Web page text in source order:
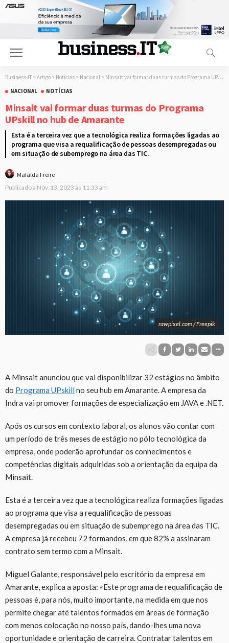
Business-IT > Artigo > Notícias > Nacional > Minsait vai formar duas turmas do Programa UPskill no hub de Amarante
NACIONAL
NOTÍCIAS
Minsait vai formar duas turmas do Programa
UPskill no hub de Amarante
Esta é a terceira vez que a tecnológica realiza formações ligadas ao
programa que visa a requalificação de pessoas desempregadas ou
em situação de subemprego na área das TIC.
Mafalda Freire
Publicado a Nov. 13, 2023 às 11:33 am
rawpixel.com / Freepik
A Minsait anunciou que vai disponibilizar 32 estágios no âmbito
do Programa UPskill no seu hub em Amarante. A empresa da
Indra vai promover formações de especialização em JAVA e .NET.
Após os cursos em contexto laboral, os alunos vão contar com
um período de três meses de estágio no pólo tecnológica da
empresa, onde poderão aprofundar os conhecimentos e
competências digitais adquiridas sob a orientação da equipa da
Minsait.
Esta é a terceira vez que a tecnológica realiza formações ligadas
ao programa que visa a requalificação de pessoas
desempregadas ou em situação de subemprego na área das TIC.
A empresa já recebeu 72 formandos, em que 82% a assinaram
contrato sem termo com a Minsait.
Miguel Galante, responsável pelo escritório da empresa em
Amarante, explica a aposta: «Este programa de requalificação de
pessoas é, para nós, muito importante, na medida em que nos
permite chegar até talentos formados em áreas de formação
com menos colocação no nosso país, dando-lhes uma nova
oportunidade e orientação de carreira. Contratar talentos em